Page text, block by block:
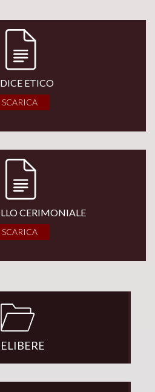
ETICO
SCARICA
CERIMONIALE
SCARICA